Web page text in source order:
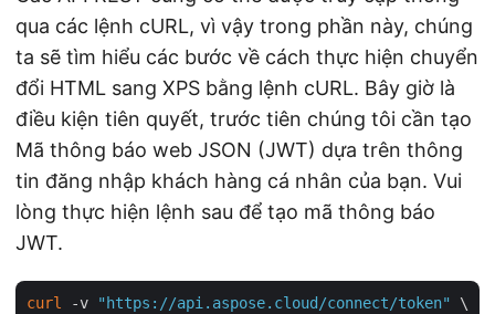
qua các lệnh cURL, vì vậy trong phần này, chúng
ta sẽ tìm hiểu các bước về cách thực hiện chuyển
đổi HTML sang XPS bằng lệnh cURL. Bây giờ là
điều kiện tiên quyết, trước tiên chúng tôi cần tạo
Mã thông báo web JSON (JWT) dựa trên thông
tin đăng nhập khách hàng cá nhân của bạn. Vui
lòng thực hiện lệnh sau để tạo mã thông báo
JWT.
curl -v "https://api.aspose.cloud/connect/token"
\